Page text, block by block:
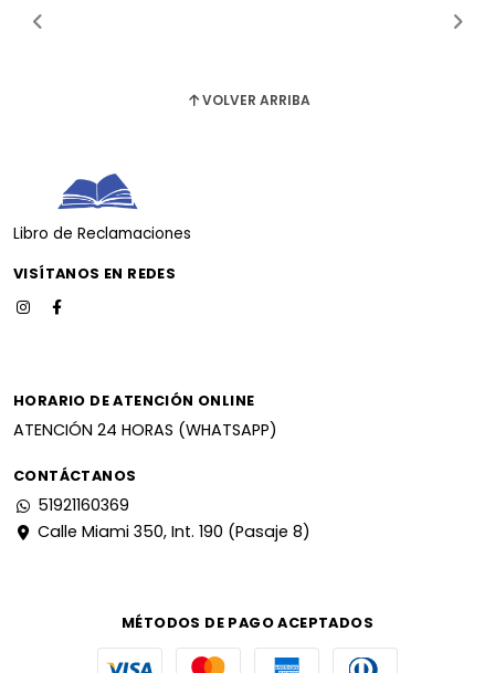
VOLVER ARRIBA
Libro de Reclamaciones
VISÍTANOS EN REDES
HORARIO DE ATENCIÓN ONLINE
ATENCIÓN 24 HORAS (WHATSAPP)
CONTÁCTANOS
51921160369
Calle Miami 350, Int. 190 (Pasaje 8)
MÉTODOS DE PAGO ACEPTADOS